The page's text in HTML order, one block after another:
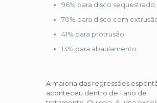
96% para disco sequestrado;
70% para disco com
41% para protrusão;
13% para abaulamento.
A maioria das regressões
aconteceu dentro de 1 ano de